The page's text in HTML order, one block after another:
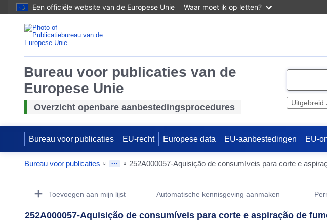
Een officiële website van de Europese Unie Waar moet ik op letten?
Bureau voor publicaties van de
Europese Unie
Overzicht openbare aanbestedingsprocedures
e
c
t
Uitgebreid
Bureau voor publicaties EU-recht Europese data EU-aanbestedingen EU-
Bureau voor publicaties
Toevoegen aan mijn lijst Automatische kennisgeving aanmaken
252A000057-Aquisição de consumíveis para corte e aspiração de